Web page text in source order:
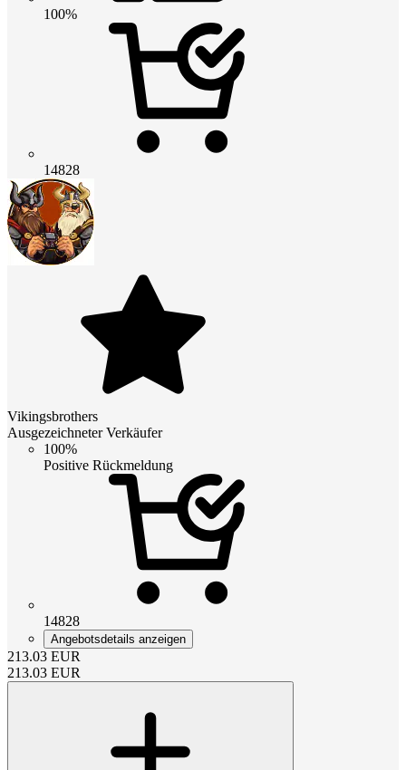
100%
14828
Vikingsbrothers
Ausgezeichneter Verkäufer
100%
Positive Rückmeldung
14828
Angebotsdetails anzeigen
213.03 EUR
213.03 EUR